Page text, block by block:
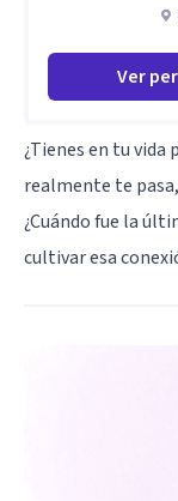
Ver
¿Tienes en tu vida
realmente te
¿Cuándo fue la
cultivar esa